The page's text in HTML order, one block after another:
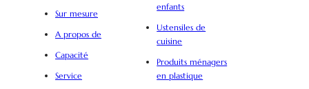
Sur mesure
A propos de
Capacité
Service
enfants
Ustensiles de
cuisine
Produits ménagers
en plastique